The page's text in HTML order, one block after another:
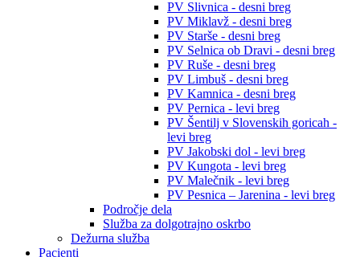
PV Slivnica - desni breg
PV Miklavž - desni breg
PV Starše - desni breg
PV Selnica ob Dravi - desni breg
PV Ruše - desni breg
PV Limbuš - desni breg
PV Kamnica - desni breg
PV Pernica - levi breg
PV Šentilj v Slovenskih goricah -
levi breg
PV Jakobski dol - levi breg
PV Kungota - levi breg
PV Malečnik - levi breg
PV Pesnica – Jarenina - levi breg
Področje dela
Služba za dolgotrajno oskrbo
Dežurna služba
Pacienti